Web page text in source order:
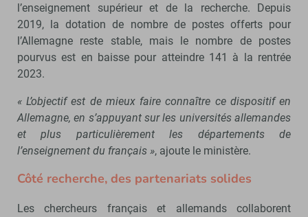
l’enseignement supérieur et de la recherche. Depuis
2019, la dotation de nombre de postes offerts pour
l’Allemagne reste stable, mais le nombre de postes
pourvus est en baisse pour atteindre 141 à la rentrée
2023.
« L’objectif est de mieux faire connaître ce dispositif en
Allemagne, en s’appuyant sur les universités allemandes
et plus particulièrement les départements de
l’enseignement du français », ajoute le ministère.
Côté recherche, des partenariats solides
Les chercheurs français et allemands collaborent